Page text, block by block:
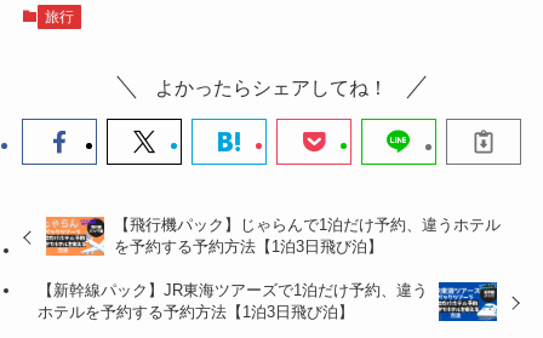
旅行
よかったらシェアしてね！
【飛行機パック】じゃらんで1泊だけ予約、違うホテル
を予約する予約方法【1泊3日飛び泊】
【新幹線パック】JR東海ツアーズで1泊だけ予約、違う
ホテルを予約する予約方法【1泊3日飛び泊】